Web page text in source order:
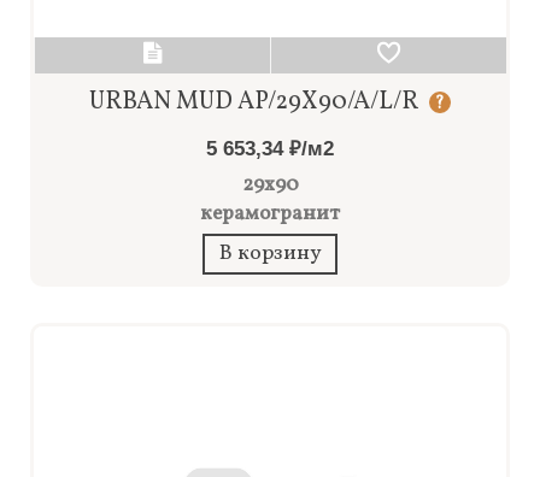
URBAN MUD AP/29X90/A/L/R ?
5 653,34 ₽/м2
29x90
керамогранит
В корзину